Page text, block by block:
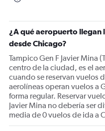
¿A qué aeropuerto llegan
desde Chicago?
Tampico Gen F Javier Mina
centro de la ciudad, es el
cuando se reservan vuelos
aerolíneas operan vuelos a
forma regular. Reservar
Javier Mina no debería ser
media de 0 vuelos de ida a